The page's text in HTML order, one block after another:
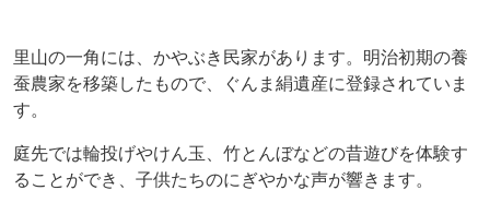
里山の一角には、かやぶき民家があります。明治初期の養
蚕農家を移築したもので、ぐんま絹遺産に登録されていま
す。
庭先では輪投げやけん玉、竹とんぼなどの昔遊びを体験す
ることができ、子供たちのにぎやかな声が響きます。